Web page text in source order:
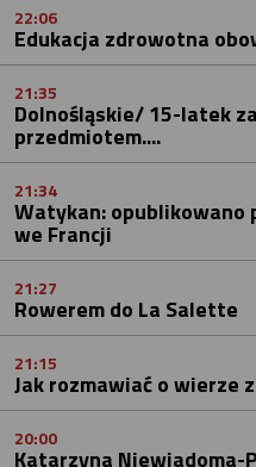
22:06
Edukacja zdrowotna
21:35
Dolnośląskie/ 15-latek
przedmiotem....
21:34
Watykan: opublikowano
we Francji
21:27
Rowerem do La Salette
21:15
Jak rozmawiać o wierze
20:00
Katarzyna Niewiadoma-